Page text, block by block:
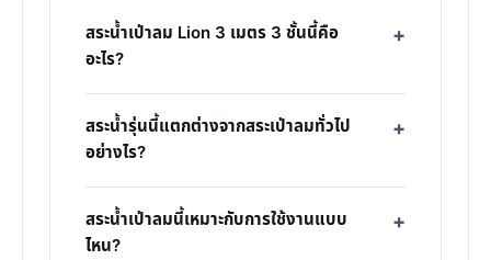
สระน้ำเป่าลม Lion 3 เมตร 3 ชั้นนี้คือ
อะไร?
สระน้ำรุ่นนี้แตกต่างจากสระเป่าลมทั่วไป
อย่างไร?
สระน้ำเป่าลมนี้เหมาะกับการใช้งานแบบ
ไหน?